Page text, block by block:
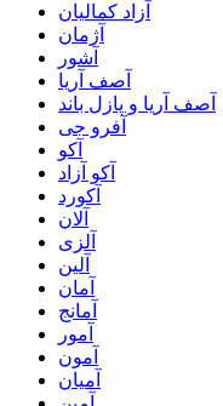
آزاد کمالیان
آژمان
آشور
آصف آریا
آصف آریا و پازل باند
آفرو جی
آکو
آکو آزاد
آکورد
آلان
آلزی
آلین
آمان
آمانج
آمور
آمون
آمیان